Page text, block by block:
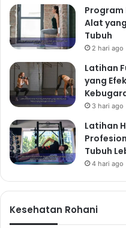
Program
Alat
Tubuh
2 hari ago
Latihan
yang
3 hari ago
Latihan
Tubuh
4 hari ago
Kesehatan Rohani